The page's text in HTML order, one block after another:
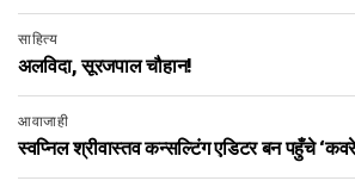
साहित्य
अलविदा, सूरजपाल चौहान!
आवाजाही
स्वप्निल श्रीवास्तव कन्सल्टिंग एडिटर बन पहुँचे